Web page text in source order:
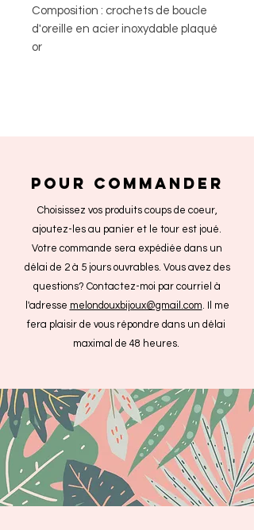
Composition : crochets de boucle
d'oreille en acier inoxydable plaqué
or
POUR COMMANDER
Choisissez vos produits coups de coeur,
ajoutez-les au panier et le tour est joué.
Votre commande sera expédiée dans un
délai de 2 à 5 jours ouvrables. Vous avez des
questions? Contactez-moi par courriel à
l'adresse melondouxbijoux@gmail.com. Il me
fera plaisir de vous répondre dans un délai
maximal de 48 heures.